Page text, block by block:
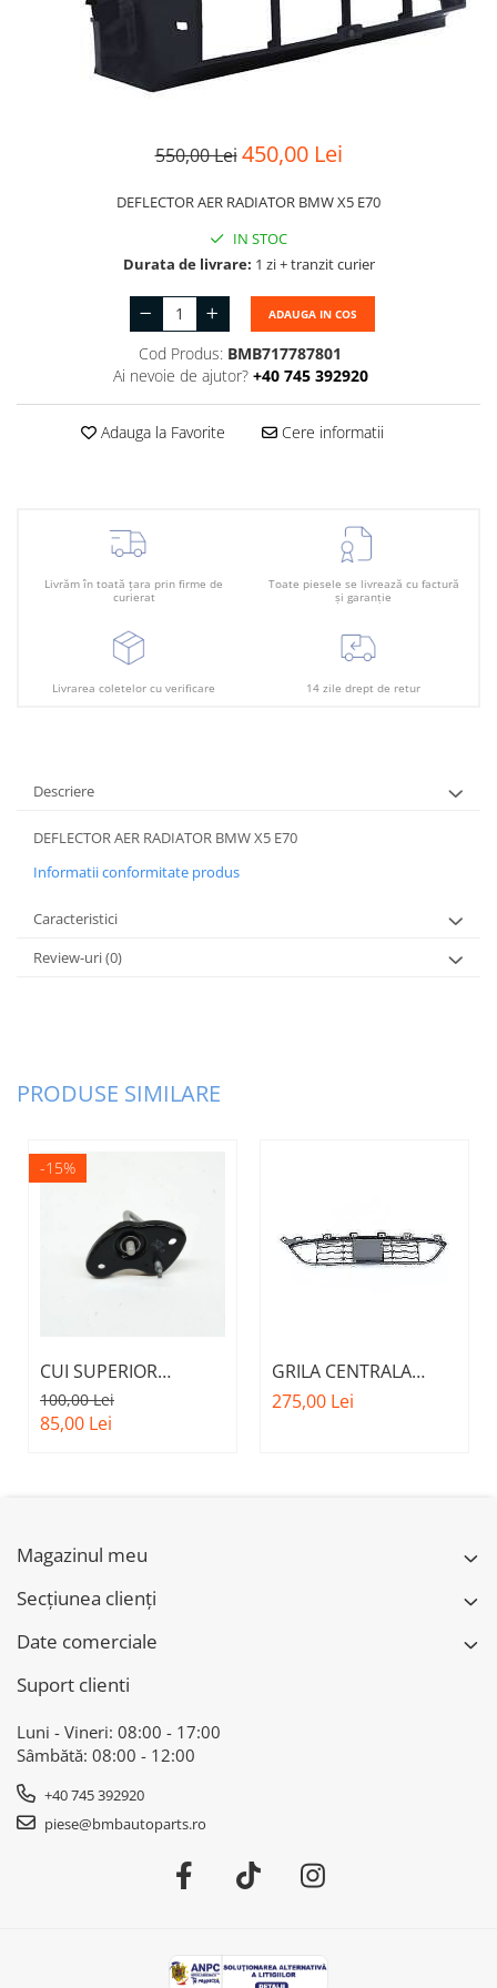
Canal racire
Capac bara
Capac fata motor
Capota spate
Elemente caroserie
Inchidere aripa
Overfender aripa
Scut motor
Spălător far
Suport aripa
Traversa
Usa fată
Usa spate
Suport motor
TAMPON
Turbocompresor
550,00 Lei 450,00 Lei
DEFLECTOR AER RADIATOR BMW X5 E70
IN STOC
Durata de livrare: 1 zi + tranzit curier
ADAUGA IN COS
Cod Produs: BMB717787801
Ai nevoie de ajutor? +40 745 392920
Adauga la Favorite Cere informatii
Livrăm în toată țara prin firme de
curierat
Toate piesele se livrează cu factură
și garanție
Livrarea coletelor cu verificare 14 zile drept de retur
Descriere
DEFLECTOR AER RADIATOR BMW X5 E70
Informatii conformitate produs
Caracteristici
Review-uri(0)
PRODUSE SIMILARE
-15%
CUI SUPERIOR
CAPOTA MOTOR A.M.
51237473707 - BMW
100,00 Lei
85,00 Lei
GRILA CENTRALA
INFERIOARA BARA
275,00 Lei
Magazinul meu
Secțiunea clienți
Date comerciale
Suport clienti
Luni - Vineri: 08:00 - 17:00
Sâmbătă: 08:00 - 12:00
+40 745 392920
piese@bmbautoparts.ro